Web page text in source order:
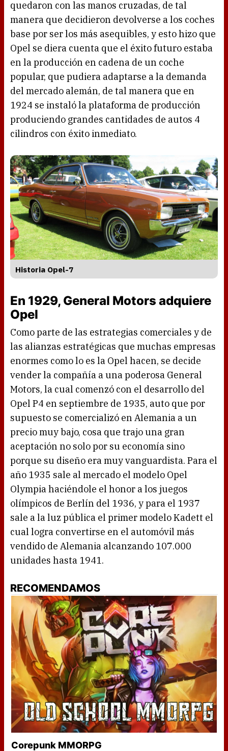
quedaron con las manos cruzadas, de tal
manera que decidieron devolverse a los coches
base por ser los más asequibles, y esto hizo que
Opel se diera cuenta que el éxito futuro estaba
en la producción en cadena de un coche
popular, que pudiera adaptarse a la demanda
del mercado alemán, de tal manera que en
1924 se instaló la plataforma de producción
produciendo grandes cantidades de autos 4
cilindros con éxito inmediato.
Historia Opel-7
En 1929, General Motors adquiere
Opel
Como parte de las estrategias comerciales y de
las alianzas estratégicas que muchas empresas
enormes como lo es la Opel hacen, se decide
vender la compañía a una poderosa General
Motors, la cual comenzó con el desarrollo del
Opel P4 en septiembre de 1935, auto que por
supuesto se comercializó en Alemania a un
precio muy bajo, cosa que trajo una gran
aceptación no solo por su economía sino
porque su diseño era muy vanguardista. Para el
año 1935 sale al mercado el modelo Opel
Olympia haciéndole el honor a los juegos
olímpicos de Berlín del 1936, y para el 1937
sale a la luz pública el primer modelo Kadett el
cual logra convertirse en el automóvil más
vendido de Alemania alcanzando 107.000
unidades hasta 1941.
RECOMENDAMOS
Corepunk MMORPG